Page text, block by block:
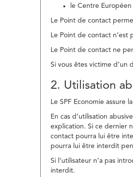
le Centre
Le Point de contact
Le Point de contact n’est
Le Point de contact ne
Si vous êtes victime d’un
2. Utilisation
Le SPF Economie assure
En cas d’utilisation
explication. Si ce dernier
contact pourra lui être
pourra lui être interdit
Si l’utilisateur n’a pas
interdit.